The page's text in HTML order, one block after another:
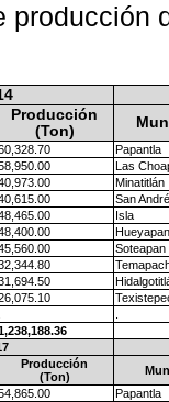
producción
Producción
(Ton)
Papantla
Las
Minatitlán
San
Isla
Soteapan
.
Producción
(Ton)
Papantla